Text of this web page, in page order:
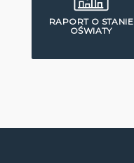
RAPORT O STANIE
OŚWIATY